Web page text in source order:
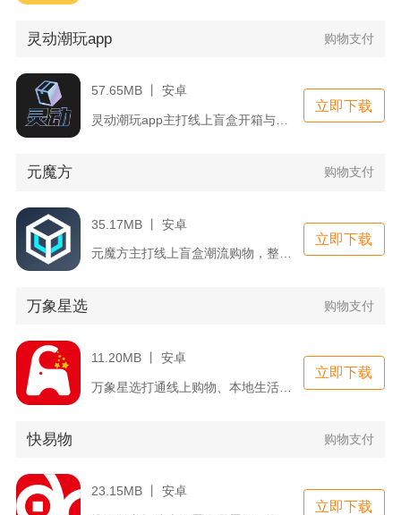
灵动潮玩app 购物支付
57.65MB 丨 安卓
灵动潮玩app主打线上盲盒开箱与潮玩好物选购，整合开箱、商城...
立即下载
元魔方 购物支付
35.17MB 丨 安卓
元魔方主打线上盲盒潮流购物，整合3C数码、潮玩手办、美妆家电...
立即下载
万象星选 购物支付
11.20MB 丨 安卓
万象星选打通线上购物、本地生活各类消费渠道，把主流电商、外卖...
立即下载
快易物 购物支付
23.15MB 丨 安卓
立即下载